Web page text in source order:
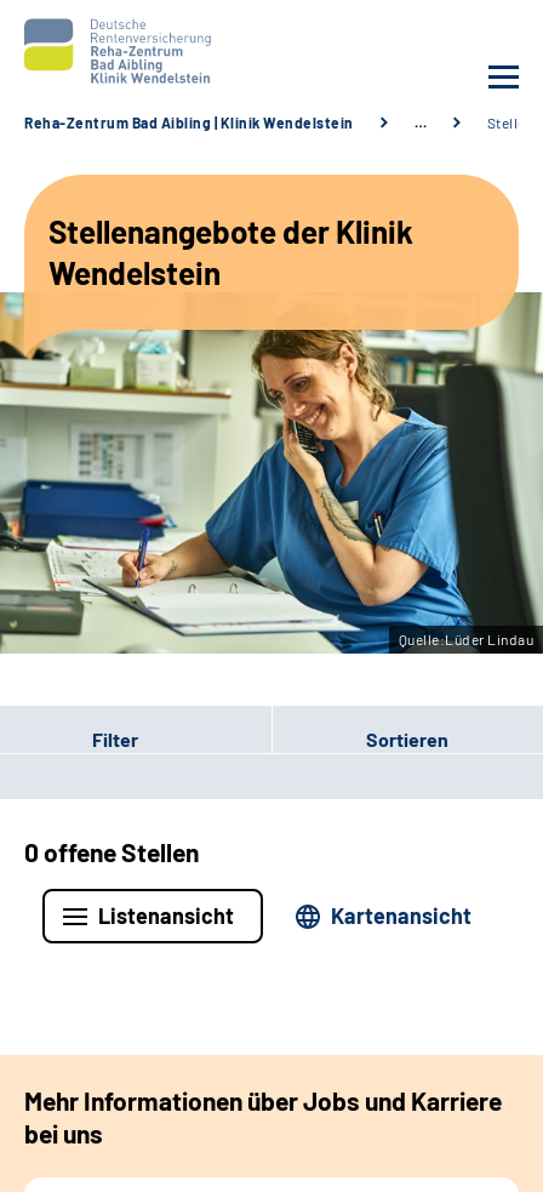
Unsere Angebote
Karriere
Sozialdienste & Zuweisende
Suche
Leichte Sprache
Gebärdensprache
Reha-Zentrum Bad Aibling | Klinik Wendelstein …
Stellenangebote der Klinik
Wendelstein
Quelle:Lüder Lindau
Filter Sortieren
0 offene Stellen
Listenansicht Kartenansicht
Mehr Informationen über Jobs und Karriere
bei uns